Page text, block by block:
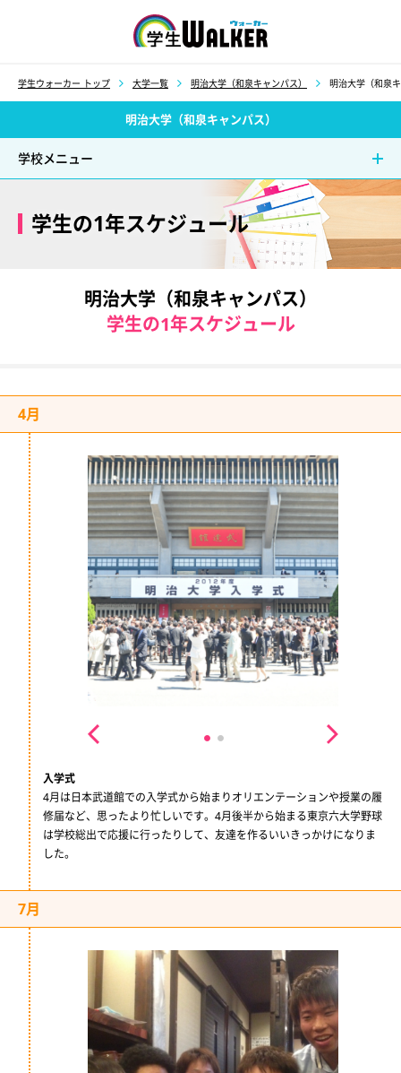
学生ウォーカー トップ 大学一覧 明治大学（和泉キャンパス） 明治大学（和泉
明治大学（和泉キャンパス）
学校メニュー
学生の1年スケジュール
明治大学（和泉キャンパス）
学生の1年スケジュール
4月
入学式
4月は日本武道館での入学式から始まりオリエンテーションや授業の履
修届など、思ったより忙しいです。4月後半から始まる東京六大学野球
は学校総出で応援に行ったりして、友達を作るいいきっかけになりま
した。
7月